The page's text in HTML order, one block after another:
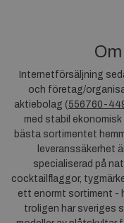
Internetförsäljning
och företag/
aktiebolag (556760-
med stabil
bästa sortimentet
leveranssäkerhet
specialiserad på
cocktailflaggor,
ett enormt sortiment -
troligen har sveriges